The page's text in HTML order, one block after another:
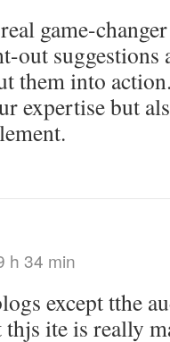
game-
out
them into
expertise but
h 34 min
except tthe
thjs ite is really